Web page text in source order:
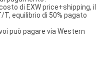
di EXW price+shipping, il
equilibrio di 50% pagato
può pagare via Western